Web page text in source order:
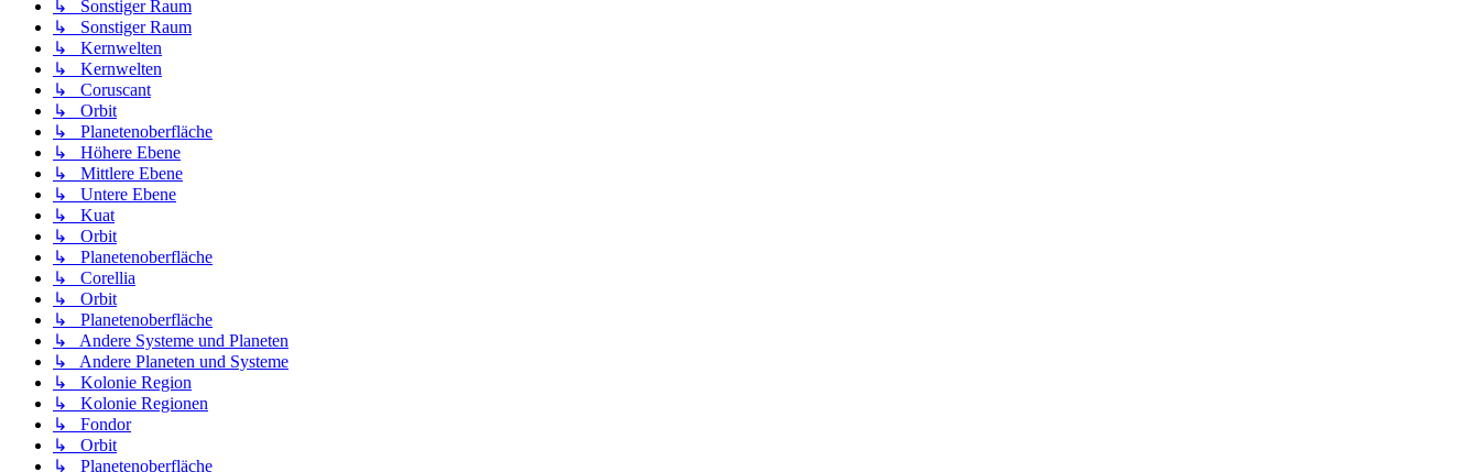
↳ Sonstiger Raum
↳ Sonstiger Raum
↳ Kernwelten
↳ Kernwelten
↳ Coruscant
↳ Orbit
↳ Planetenoberfläche
↳ Höhere Ebene
↳ Mittlere Ebene
↳ Untere Ebene
↳ Kuat
↳ Orbit
↳ Planetenoberfläche
↳ Corellia
↳ Orbit
↳ Planetenoberfläche
↳ Andere Systeme und Planeten
↳ Andere Planeten und Systeme
↳ Kolonie Region
↳ Kolonie Regionen
↳ Fondor
↳ Orbit
↳ Planetenoberfläche